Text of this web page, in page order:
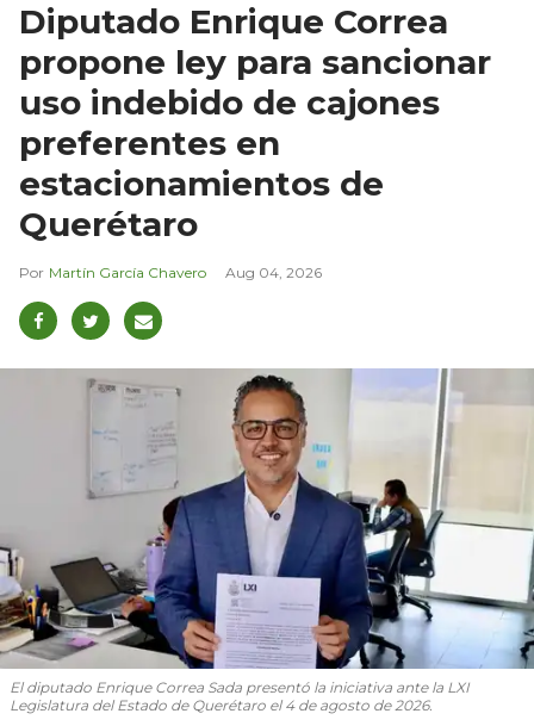
Diputado Enrique Correa
propone ley para sancionar
uso indebido de cajones
preferentes en
estacionamientos de
Querétaro
Martín García Chavero Aug 04, 2026
El diputado Enrique Correa Sada presentó la iniciativa ante la LXI
Legislatura del Estado de Querétaro el 4 de agosto de 2026.